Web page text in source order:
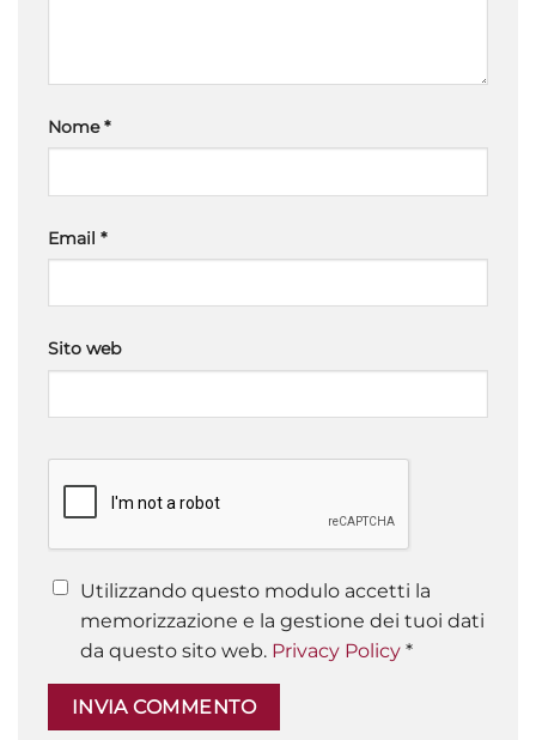
Nome*
Email *
Sito web
Utilizzando questo modulo accetti la
memorizzazione e la gestione dei tuoi dati
da questo sito web. Privacy Policy *